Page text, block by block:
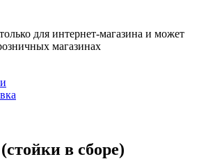
для интернет-магазина и может
магазинах
в сборе)